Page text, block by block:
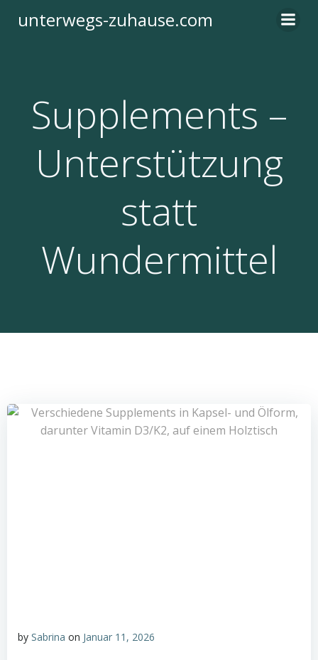
Inhalt
unterwegs-zuhause.com
Supplements –
Unterstützung
statt
Wundermittel
by Sabrina on Januar 11, 2026